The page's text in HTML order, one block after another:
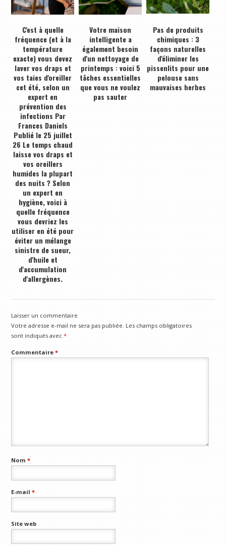
C'est à quelle
fréquence (et à la
température
exacte) vous devez
laver vos draps et
vos taies d'oreiller
cet été, selon un
expert en
prévention des
infections Par
Frances Daniels
Publié le 25 juillet
26 Le temps chaud
laisse vos draps et
vos oreillers
humides la plupart
des nuits ? Selon
un expert en
hygiène, voici à
quelle fréquence
vous devriez les
utiliser en été pour
éviter un mélange
sinistre de sueur,
d'huile et
d'accumulation
d'allergènes.
Votre maison
intelligente a
également besoin
d'un nettoyage de
printemps : voici 5
tâches essentielles
que vous ne voulez
pas sauter
Pas de produits
chimiques : 3
façons naturelles
d'éliminer les
pissenlits pour une
pelouse sans
mauvaises herbes
Laisser un commentaire
Votre adresse e-mail ne sera pas publiée. Les champs obligatoires
sont indiqués avec*
Commentaire*
Nom*
E-mail*
Site web